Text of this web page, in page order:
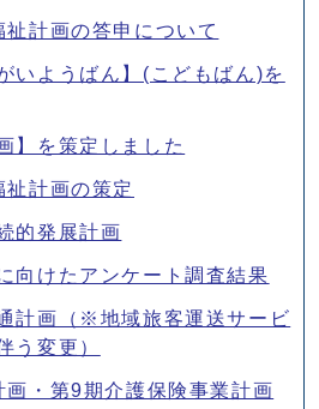
計画の答申について
いようばん】(こどもばん)を
】を策定しました
計画の策定
的発展計画
向けたアンケート調査結果
計画（※地域旅客運送サービ
う変更）
・第9期介護保険事業計画